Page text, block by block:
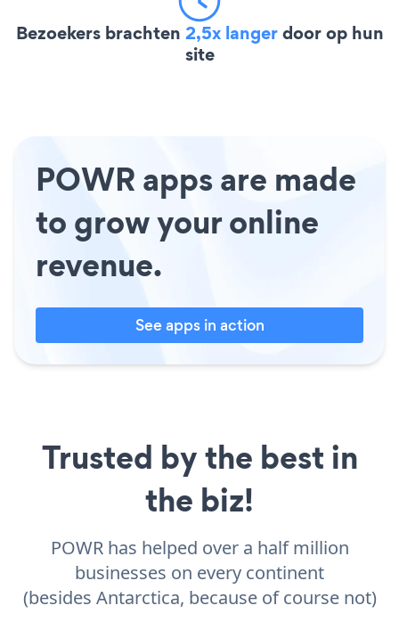
Bezoekers brachten 2,5x langerdoor op hun
site
POWR apps are made
to grow your online
revenue.
See apps in action
Trusted by the best in
the biz!
POWR has helped over a half million
businesses on every continent
(besides Antarctica, because of course not)